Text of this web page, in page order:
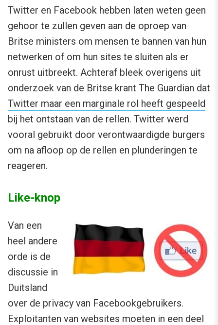
Twitter en Facebook hebben laten weten geen
gehoor te zullen geven aan de oproep van
Britse ministers om mensen te bannen van hun
netwerken of om hun sites te sluiten als er
onrust uitbreekt. Achteraf bleek overigens uit
onderzoek van de Britse krant The Guardian dat
Twitter maar een marginale rol heeft gespeeld
bij het ontstaan van de rellen. Twitter werd
vooral gebruikt door verontwaardigde burgers
om na afloop op de rellen en plunderingen te
reageren.
Like-knop
Van een
heel andere
orde is de
discussie in
Duitsland
over de privacy van Facebookgebruikers.
Exploitanten van websites moeten in een deel